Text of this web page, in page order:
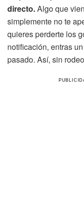
directo.Algo que
simplemente no te
quieres perderte los
notificación, entras
pasado. Así, sin